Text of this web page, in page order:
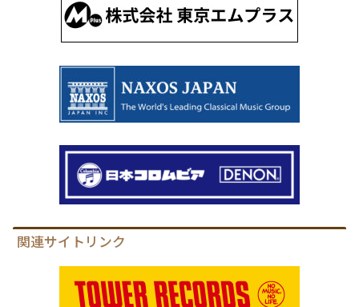
関連サイトリンク